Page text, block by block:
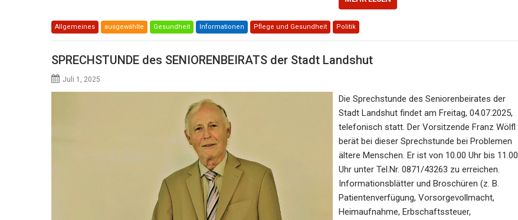
Allgemeines ausgewählte Gesundheit Informationen Pflege und Gesundheit Politik
SPRECHSTUNDE des SENIORENBEIRATS der Stadt Landshut
Juli 1, 2025
Die Sprechstunde des Seniorenbeirates der
Stadt Landshut findet am Freitag, 04.07.2025,
telefonisch statt. Der Vorsitzende Franz Wölfl
berät bei dieser Sprechstunde bei Problemen
ältere Menschen. Er ist von 10.00 Uhr bis 11.00
Uhr unter Tel.Nr. 0871/43263 zu erreichen.
Informationsblätter und Broschüren (z. B.
Patientenverfügung, Vorsorgevollmacht,
Heimaufnahme, Erbschaftssteuer,